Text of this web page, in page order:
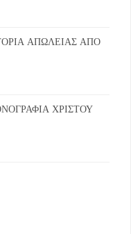
ΑΠΩΛΕΙΑΣ ΑΠΟ
ΧΡΙΣΤΟΥ